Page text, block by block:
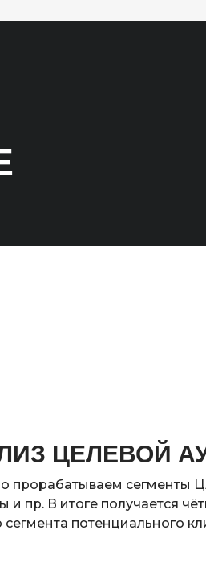
ЦЕЛЕВОЙ
прорабатываем сегменты
и пр. В итоге получается
потенциального